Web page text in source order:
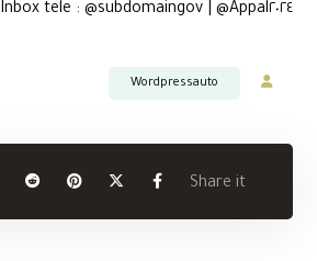
Inbox tele : @subdomaingov | @Appal٢٠٢٤ | @fb٨٨٢٠٢٤
Wordpressauto